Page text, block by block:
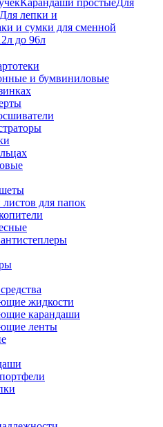
Карандаши простыеДля
Для лепки и
и сумки для сменной
до 96л
и бумвиниловые
листов для папок
жидкости
карандаши
ленты